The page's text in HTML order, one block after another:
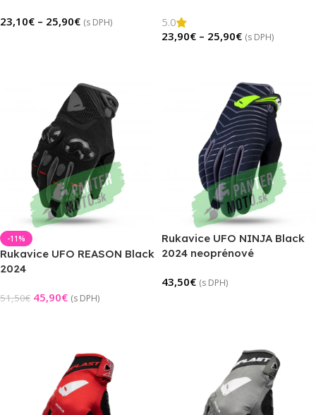
23,10€ – 25,90€ (s DPH)
5.0
23,90€ – 25,90€ (s DPH)
-11%
Rukavice UFO REASON Black
2024
51,50€ 45,90€ (s DPH)
Rukavice UFO NINJA Black
2024 neoprénové
43,50€ (s DPH)